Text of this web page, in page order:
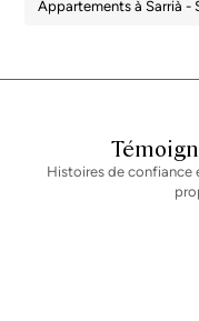
Appartements à Sarrià -
Histoires de confiance